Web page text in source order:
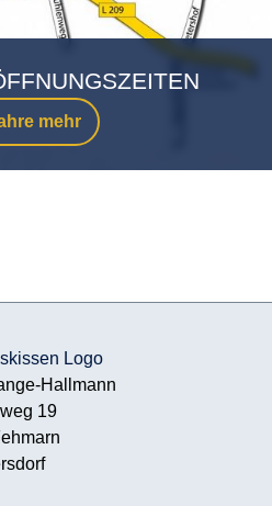
mehr
Hallmann
19